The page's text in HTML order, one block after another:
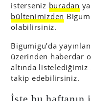
isterseniz buradan
bültenimizden
olabilirsiniz.
Bigumigu’da
üzerinden haberdar
altında listelediğimiz
takip edebilirsiniz.